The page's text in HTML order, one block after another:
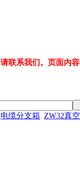
联系我们。页面内
电缆分支箱 ZW32真